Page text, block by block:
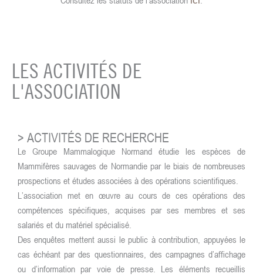
LES ACTIVITÉS DE
L'ASSOCIATION
> ACTIVITÉS DE RECHERCHE
Le Groupe Mammalogique Normand étudie les espèces de
Mammifères sauvages de Normandie par le biais de nombreuses
prospections et études associées à des opérations scientifiques.
L’association met en œuvre au cours de ces opérations des
compétences spécifiques, acquises par ses membres et ses
salariés et du matériel spécialisé.
Des enquêtes mettent aussi le public à contribution, appuyées le
cas échéant par des questionnaires, des campagnes d’affichage
ou d’information par voie de presse. Les éléments recueillis